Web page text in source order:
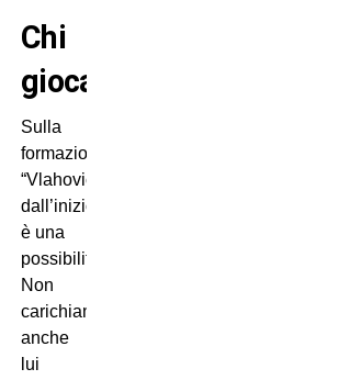
Chi
gioca?
Sulla
formazione:
“Vlahovic
dall’inizio
è una
possibilità.
Non
carichiamo
anche
lui